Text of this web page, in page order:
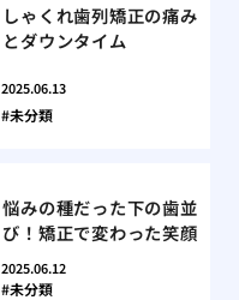
しゃくれ歯列矯正の痛み
とダウンタイム
2025.06.13
未分類
悩みの種だった下の歯並
び！矯正で変わった笑顔
2025.06.12
未分類